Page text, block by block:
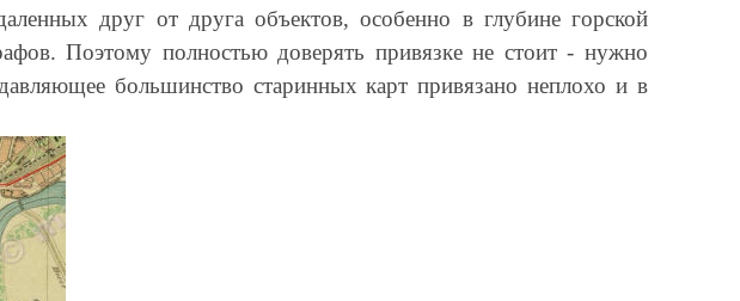
друг от друга объектов, особенно в глубине горской
Поэтому полностью доверять привязке не стоит - нужно
большинство старинных карт привязано неплохо и в